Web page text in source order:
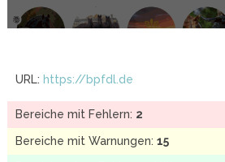
URL: https://bpfdl.de
Bereiche mit Fehlern: 2
Bereiche mit Warnungen: 15